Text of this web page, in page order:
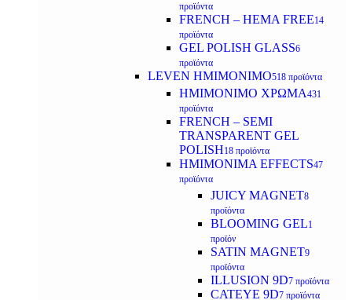
προϊόντα
FRENCH – HEMA FREE14
προϊόντα
GEL POLISH GLASS6
προϊόντα
LEVEN ΗΜΙΜΟΝΙΜΟ518 προϊόντα
ΗΜΙΜΟΝΙΜΟ ΧΡΩΜΑ431
προϊόντα
FRENCH – SEMI
TRANSPARENT GEL
POLISH18 προϊόντα
HMIMONIMA EFFECTS47
προϊόντα
JUICY MAGNET8
προϊόντα
BLOOMING GEL1
προϊόν
SATIN MAGNET9
προϊόντα
ILLUSION 9D7 προϊόντα
CATEYE 9D7 προϊόντα